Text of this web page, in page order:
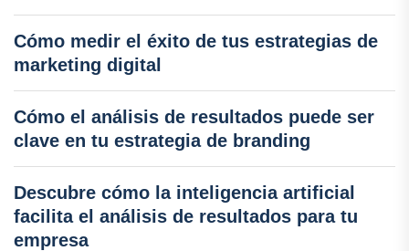
Cómo medir el éxito de tus estrategias de
marketing digital
Cómo el análisis de resultados puede ser
clave en tu estrategia de branding
Descubre cómo la inteligencia artificial
facilita el análisis de resultados para tu
empresa